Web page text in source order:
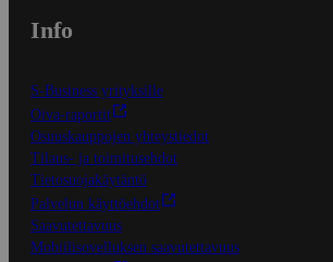
Info
S-Business yrityksille
Oiva-raportit
Osuuskauppojen yhteystiedot
Tilaus- ja toimitusehdot
Tietosuojakäytäntö
Palvelun käyttöehdot
Saavutettavuus
Mobiilisovelluksen saavutettavuus